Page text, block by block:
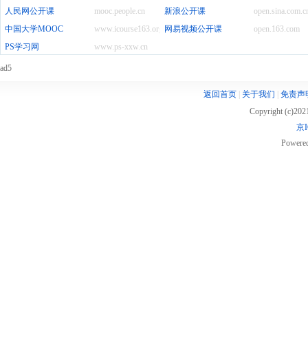
mooc.people.cn
人民网公开课
新浪公开课
www.icourse163.org
中国大学MOOC open.163.com
网易视频公开课
www.ps-xxw.cn
PS学习网
ad5
返回首页| 关于我们
免责声
Copyright
京